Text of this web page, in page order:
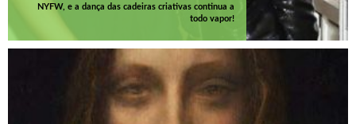
NYFW, e a dança das cadeiras criativas continua a
todo vapor!